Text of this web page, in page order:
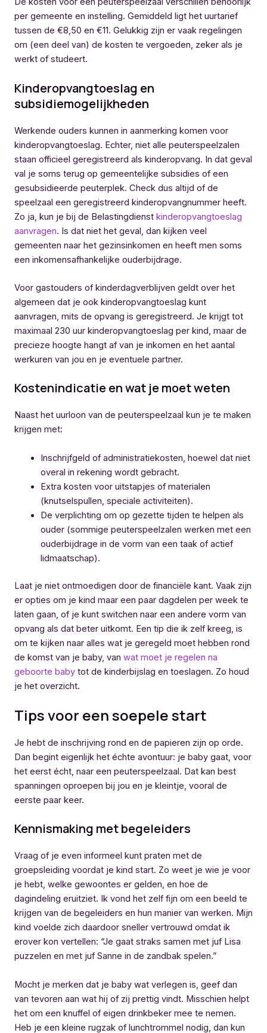
per gemeente en instelling. Gemiddeld ligt het uurtarief
tussen de €8,50 en €11. Gelukkig zijn er vaak regelingen
om (een deel van) de kosten te vergoeden, zeker als je
werkt of studeert.
Kinderopvangtoeslag en
subsidiemogelijkheden
Werkende ouders kunnen in aanmerking komen voor
kinderopvangtoeslag. Echter, niet alle peuterspeelzalen
staan officieel geregistreerd als kinderopvang. In dat geval
val je soms terug op gemeentelijke subsidies of een
gesubsidieerde peuterplek. Check dus altijd of de
speelzaal een geregistreerd kinderopvangnummer heeft.
Zo ja, kun je bij de Belastingdienst kinderopvangtoeslag
aanvragen. Is dat niet het geval, dan kijken veel
gemeenten naar het gezinsinkomen en heeft men soms
een inkomensafhankelijke ouderbijdrage.
Voor gastouders of kinderdagverblijven geldt over het
algemeen dat je ook kinderopvangtoeslag kunt
aanvragen, mits de opvang is geregistreerd. Je krijgt tot
maximaal 230 uur kinderopvangtoeslag per kind, maar de
precieze hoogte hangt af van je inkomen en het aantal
werkuren van jou en je eventuele partner.
Kostenindicatie en wat je moet weten
Naast het uurloon van de peuterspeelzaal kun je te maken
krijgen met:
Inschrijfgeld of administratiekosten, hoewel dat niet
overal in rekening wordt gebracht.
Extra kosten voor uitstapjes of materialen
(knutselspullen, speciale activiteiten).
De verplichting om op gezette tijden te helpen als
ouder (sommige peuterspeelzalen werken met een
ouderbijdrage in de vorm van een taak of actief
lidmaatschap).
Laat je niet ontmoedigen door de financiële kant. Vaak zijn
er opties om je kind maar een paar dagdelen per week te
laten gaan, of je kunt switchen naar een andere vorm van
opvang als dat beter uitkomt. Een tip die ik zelf kreeg, is
om te kijken naar alles wat je geregeld moet hebben rond
de komst van je baby, van wat moet je regelen na
geboorte baby tot de kinderbijslag en toeslagen. Zo houd
je het overzicht.
Tips voor een soepele start
Je hebt de inschrijving rond en de papieren zijn op orde.
Dan begint eigenlijk het échte avontuur: je baby gaat, voor
het eerst écht, naar een peuterspeelzaal. Dat kan best
spanningen oproepen bij jou en je kleintje, vooral de
eerste paar keer.
Kennismaking met begeleiders
Vraag of je even informeel kunt praten met de
groepsleiding voordat je kind start. Zo weet je wie je voor
je hebt, welke gewoontes er gelden, en hoe de
dagindeling eruitziet. Ik vond het zelf fijn om een beeld te
krijgen van de begeleiders en hun manier van werken. Mijn
kind voelde zich daardoor sneller vertrouwd omdat ik
erover kon vertellen: “Je gaat straks samen met juf Lisa
puzzelen en met juf Sanne in de zandbak spelen.”
Mocht je merken dat je baby wat verlegen is, geef dan
van tevoren aan wat hij of zij prettig vindt. Misschien helpt
het om een knuffel of eigen drinkbeker mee te nemen.
Heb je een kleine rugzak of lunchtrommel nodig, dan kun